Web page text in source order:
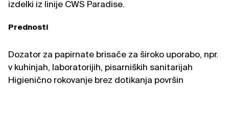
izdelki iz linije CWS Paradise.
Prednosti
Dozator za papirnate brisače za široko uporabo, npr.
v kuhinjah, laboratorijih, pisarniških sanitarijah
Higienično rokovanje brez dotikanja površin